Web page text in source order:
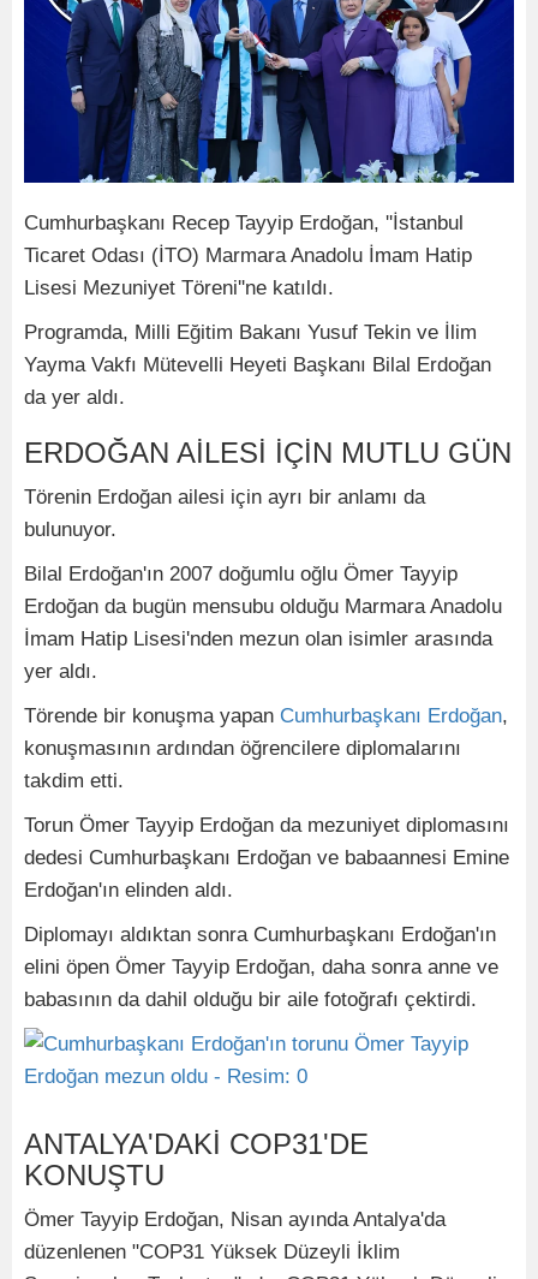
Cumhurbaşkanı Recep Tayyip Erdoğan, ''İstanbul
Ticaret Odası (İTO) Marmara Anadolu İmam Hatip
Lisesi Mezuniyet Töreni''ne katıldı.
Programda, Milli Eğitim Bakanı Yusuf Tekin ve İlim
Yayma Vakfı Mütevelli Heyeti Başkanı Bilal Erdoğan
da yer aldı.
ERDOĞAN AİLESİ İÇİN MUTLU GÜN
Törenin Erdoğan ailesi için ayrı bir anlamı da
bulunuyor.
Bilal Erdoğan'ın 2007 doğumlu oğlu Ömer Tayyip
Erdoğan da bugün mensubu olduğu Marmara Anadolu
İmam Hatip Lisesi'nden mezun olan isimler arasında
yer aldı.
Törende bir konuşma yapan Cumhurbaşkanı Erdoğan,
konuşmasının ardından öğrencilere diplomalarını
takdim etti.
Torun Ömer Tayyip Erdoğan da mezuniyet diplomasını
dedesi Cumhurbaşkanı Erdoğan ve babaannesi Emine
Erdoğan'ın elinden aldı.
Diplomayı aldıktan sonra Cumhurbaşkanı Erdoğan'ın
elini öpen Ömer Tayyip Erdoğan, daha sonra anne ve
babasının da dahil olduğu bir aile fotoğrafı çektirdi.
ANTALYA'DAKİ COP31'DE
KONUŞTU
Ömer Tayyip Erdoğan, Nisan ayında Antalya'da
düzenlenen "COP31 Yüksek Düzeyli İklim